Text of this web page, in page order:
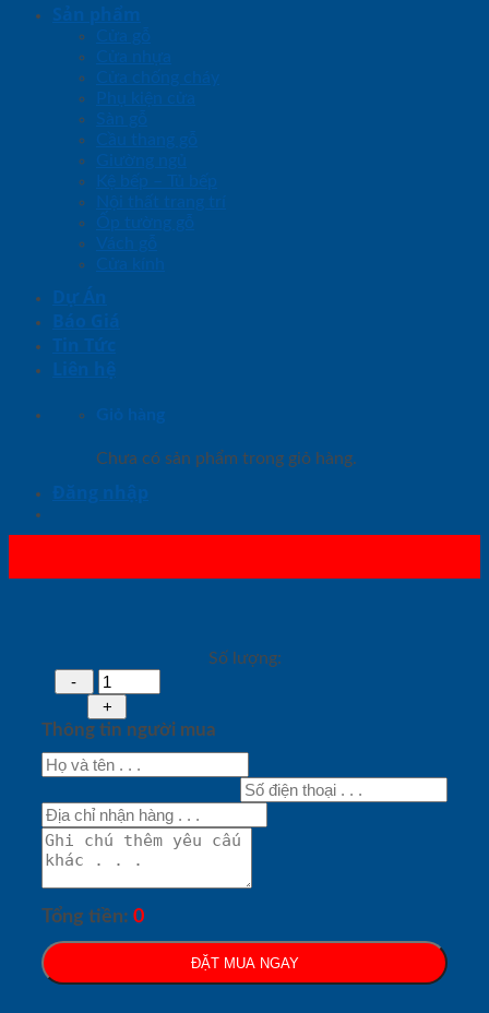
Sản phẩm
Cửa gỗ
Cửa nhựa
Cửa chống cháy
Phụ kiện cửa
Sàn gỗ
Cầu thang gỗ
Giường ngủ
Kệ bếp – Tủ bếp
Nội thất trang trí
Ốp tường gỗ
Vách gỗ
Cửa kính
Dự Án
Báo Giá
Tin Tức
Liên hệ
Giỏ hàng
Chưa có sản phẩm trong giỏ hàng.
Đăng nhập
Số lượng:
Thông tin người mua
Tổng tiền: 0
ĐẶT MUA NGAY